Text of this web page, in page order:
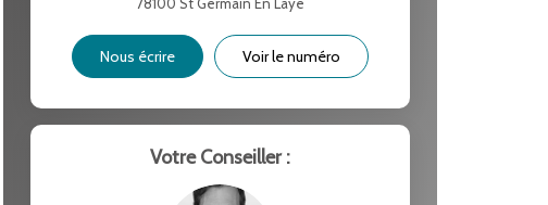
Nous écrire Voir le numéro
Votre Conseiller :